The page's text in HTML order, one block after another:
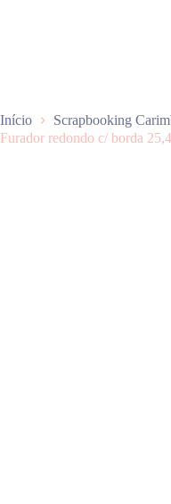
a
r
a
Início Scrapbooking
Furador redondo c/ borda